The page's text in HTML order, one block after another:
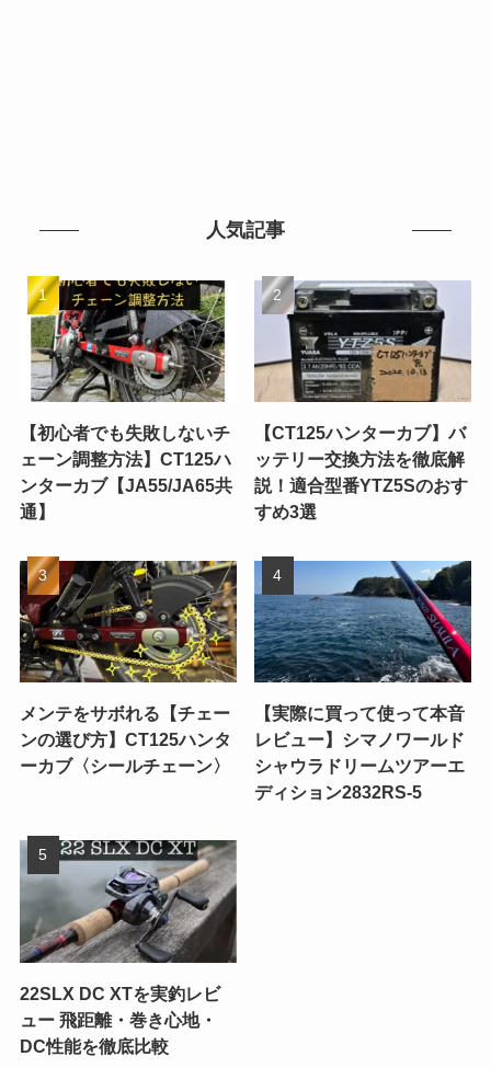
人気記事
【初心者でも失敗しないチ
ェーン調整方法】CT125ハ
ンターカブ【JA55/JA65共
通】
【CT125ハンターカブ】バ
ッテリー交換方法を徹底解
説！適合型番YTZ5Sのおす
すめ3選
メンテをサボれる【チェー
ンの選び方】CT125ハンタ
ーカブ〈シールチェーン〉
【実際に買って使って本音
レビュー】シマノワールド
シャウラドリームツアーエ
ディション2832RS-5
22SLX DC XTを実釣レビ
ュー 飛距離・巻き心地・
DC性能を徹底比較